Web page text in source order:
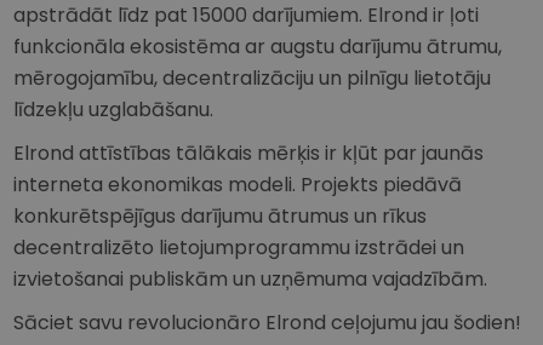
apstrādāt līdz pat 15000 darījumiem. Elrond ir ļoti
funkcionāla ekosistēma ar augstu darījumu ātrumu,
mērogojamību, decentralizāciju un pilnīgu lietotāju
līdzekļu uzglabāšanu.
Elrond attīstības tālākais mērķis ir kļūt par jaunās
interneta ekonomikas modeli. Projekts piedāvā
konkurētspējīgus darījumu ātrumus un rīkus
decentralizēto lietojumprogrammu izstrādei un
izvietošanai publiskām un uzņēmuma vajadzībām.
Sāciet savu revolucionāro Elrond ceļojumu jau šodien!